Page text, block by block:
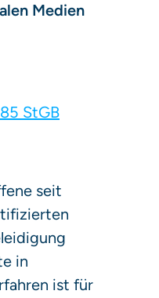
Medien
StGB
seit
in
ist für